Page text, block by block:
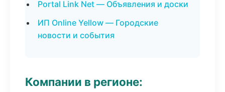
Portal Link Net — Объявления и доски
ИП Online Yellow — Городские
новости и события
Компании в регионе: